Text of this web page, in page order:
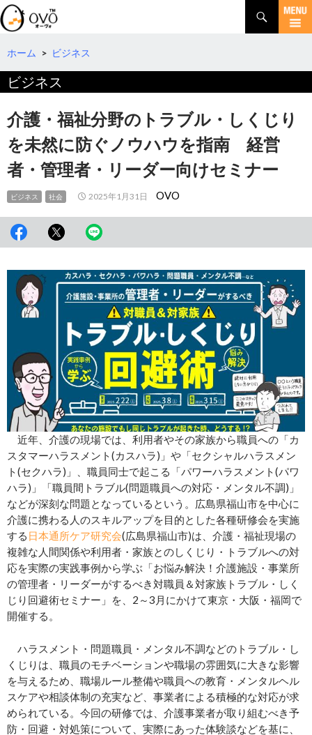
検
索
コ
テ
へ
動
ホーム > ビジネス
ビジネス
介護・福祉分野のトラブル・しくじり
を未然に防ぐノウハウを指南 経営
者・管理者・リーダー向けセミナー
ビジネス 社会 2025年1月31日 OVO
近年、介護の現場では、利用者やその家族から職員への「カ
スタマーハラスメント(カスハラ)」や「セクシャルハラスメン
ト(セクハラ)」、職員同士で起こる「パワーハラスメント(パワ
ハラ)」「職員間トラブル(問題職員への対応・メンタル不調)」
などが深刻な問題となっているという。広島県福山市を中心に
介護に携わる人のスキルアップを目的とした各種研修会を実施
する 日本通所ケア研究会(広島県福山市)は、介護・福祉現場の
複雑な人間関係や利用者・家族とのしくじり・トラブルへの対
応を実際の実践事例から学ぶ「お悩み解決！介護施設・事業所
の管理者・リーダーがするべき対職員＆対家族トラブル・しく
じり回避術セミナー」を、2～3月にかけて東京・大阪・福岡で
開催する。
ハラスメント・問題職員・メンタル不調などのトラブル・し
くじりは、職員のモチベーションや職場の雰囲気に大きな影響
を与えるため、職場ルール整備や職員への教育・メンタルヘル
スケアや相談体制の充実など、事業者による積極的な対応が求
められている。今回の研修では、介護事業者が取り組むべき予
防・回避・対処策について、実際にあった体験談などを基に、